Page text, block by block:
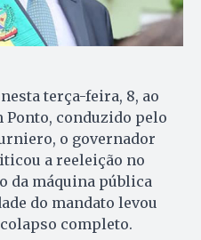
terça-feira, 8, ao
Ponto, conduzido pelo
o governador
a reeleição no
da máquina pública
do mandato levou
completo.